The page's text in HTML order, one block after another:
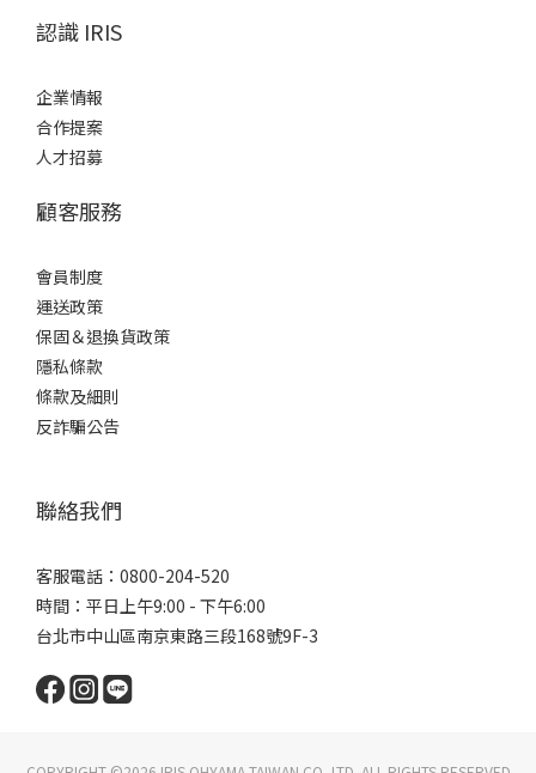
認識 IRIS
企業情報
合作提案
人才招募
顧客服務
會員制度
運送政策
保固＆退換貨政策
隱私條款
條款及細則
反詐騙公告
聯絡我們
客服電話：0800-204-520
時間：平日上午9:00 - 下午6:00
台北市中山區南京東路三段168號9F-3